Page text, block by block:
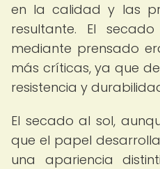
en la calidad y las
resultante. El
mediante prensado
más críticas, ya que
resistencia y
El secado al sol,
que el papel
una apariencia